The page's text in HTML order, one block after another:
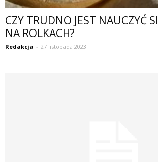
CZY TRUDNO JEST NAUCZYĆ
NA ROLKACH?
Redakcja - 27 listopada 2023